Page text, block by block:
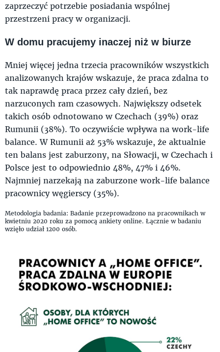
zaprzeczyć potrzebie posiadania wspólnej
przestrzeni pracy w organizacji.
W domu pracujemy inaczej niż w biurze
Mniej więcej jedna trzecia pracowników wszystkich
analizowanych krajów wskazuje, że praca zdalna to
tak naprawdę praca przez cały dzień, bez
narzuconych ram czasowych. Największy odsetek
takich osób odnotowano w Czechach (39%) oraz
Rumunii (38%). To oczywiście wpływa na work-life
balance. W Rumunii aż 53% wskazuje, że aktualnie
ten balans jest zaburzony, na Słowacji, w Czechach i
Polsce jest to odpowiednio 48%, 47% i 46%.
Najmniej narzekają na zaburzone work-life balance
pracownicy węgierscy (35%).
Metodologia badania: Badanie przeprowadzono na pracownikach w
kwietniu 2020 roku za pomocą ankiety online. Łącznie w badaniu
wzięło udział 1200 osób.